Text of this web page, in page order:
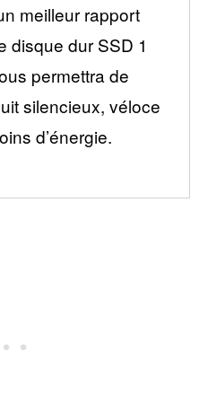
meilleur rapport
disque dur SSD 1
permettra de
silencieux, véloce
d’énergie.